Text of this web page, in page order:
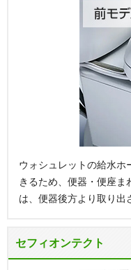
ウォシュレットの給水ホ
きるため、便器・便座
は、便器後方より取り出
セフィオンテクト